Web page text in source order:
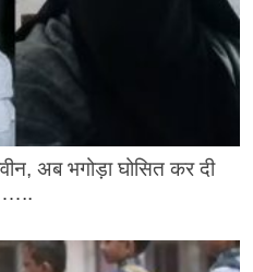
अब भगोड़ा घोसित कर दी
…..